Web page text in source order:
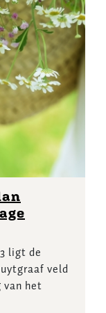
ligt de
veld
van het